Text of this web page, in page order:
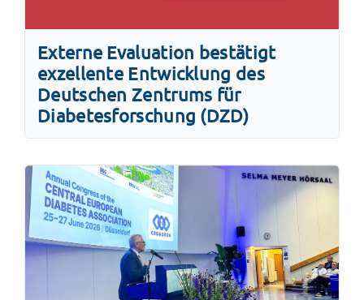
Externe Evaluation bestätigt
exzellente Entwicklung des
Deutschen Zentrums für
Diabetesforschung (DZD)